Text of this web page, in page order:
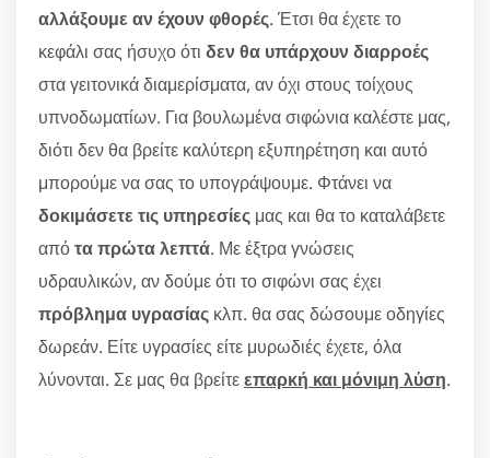
αλλάξουμε αν έχουν φθορές. Έτσι θα έχετε το
κεφάλι σας ήσυχο ότι δεν θα υπάρχουν διαρροές
στα γειτονικά διαμερίσματα, αν όχι στους τοίχους
υπνοδωματίων. Για βουλωμένα σιφώνια καλέστε μας,
διότι δεν θα βρείτε καλύτερη εξυπηρέτηση και αυτό
μπορούμε να σας το υπογράψουμε. Φτάνει να
δοκιμάσετε τις υπηρεσίες μας και θα το καταλάβετε
απότα πρώτα λεπτά. Με έξτρα γνώσεις
υδραυλικών, αν δούμε ότι το σιφώνι σας έχει
πρόβλημα υγρασίας κλπ. θα σας δώσουμε οδηγίες
δωρεάν. Είτε υγρασίες είτε μυρωδιές έχετε, όλα
λύνονται. Σε μας θα βρείτεεπαρκή και μόνιμη λύση.